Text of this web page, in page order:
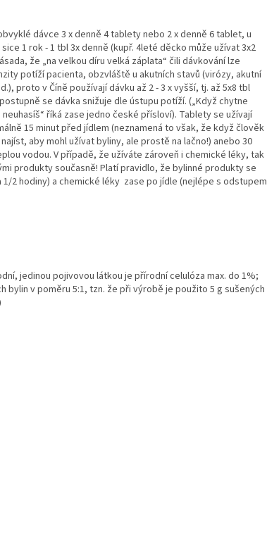
dávce 3 x denně 4 tablety nebo 2 x denně 6 tablet, u
1 rok - 1 tbl 3x denně (kupř. 4leté děcko může užívat 3x2
že „na velkou díru velká záplata“ čili dávkování lze
potíží pacienta, obzvláště u akutních stavů (virózy, akutní
proto v Číně používají dávku až 2 - 3 x vyšší, tj. až 5x8 tbl
se dávka snižuje dle ústupu potíží. („Když chytne
říká zase jedno české přísloví). Tablety se užívají
15 minut před jídlem (neznamená to však, že když člověk
aby mohl užívat byliny, ale prostě na lačno!) anebo 30
vodou. V případě, že užíváte zároveň i chemické léky, tak
produkty současně! Platí pravidlo, že bylinné produkty se
2 hodiny) a chemické léky zase po jídle (nejlépe s odstupem
jedinou pojivovou látkou je přírodní celulóza max. do 1%;
bylin v poměru 5:1, tzn. že při výrobě je použito 5 g sušených